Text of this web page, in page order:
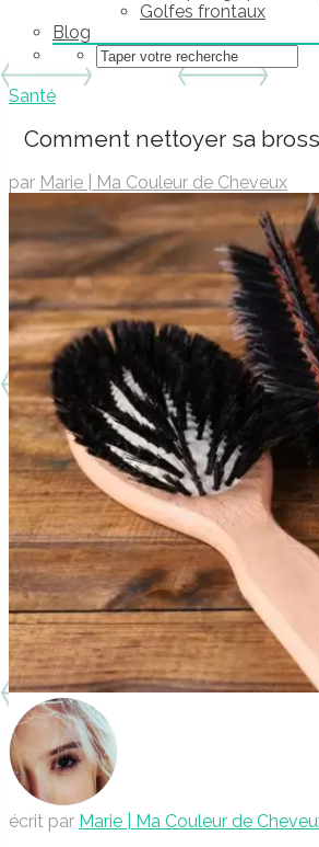
Golfes frontaux
Blog
Santé
Comment nettoyer sa
par Marie | Ma Couleur de Cheveux
écrit par Marie | Ma Couleur de